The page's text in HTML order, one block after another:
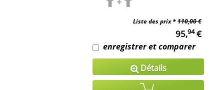
Liste des prix *110,00 €
95,94€
enregistrer et comparer
Détails